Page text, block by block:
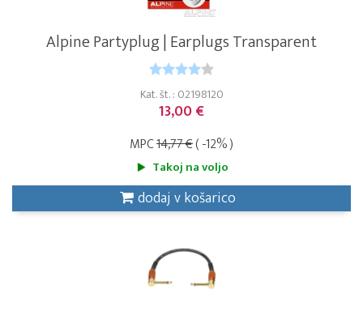
Alpine Partyplug | Earplugs Transparent
Kat. št. : 02198120
13,00 €
MPC14,77 €( -12% )
Takoj na voljo
dodaj v košarico